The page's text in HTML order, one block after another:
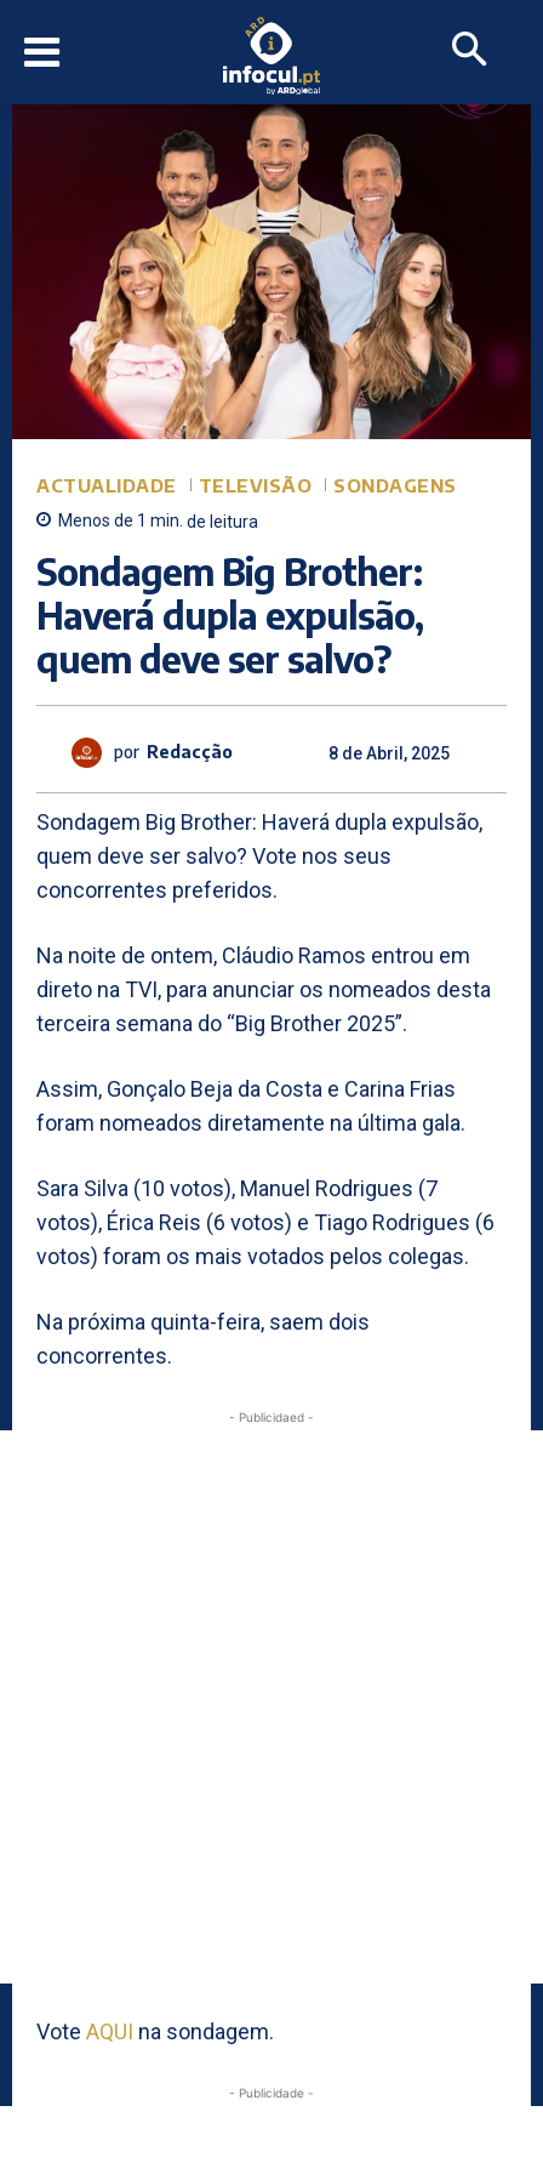
ACTUALIDADE TELEVISÃO SONDAGENS
Menos de 1 min. de leitura
Sondagem Big Brother:
Haverá dupla expulsão,
quem deve ser salvo?
por Redacção 8 de Abril, 2025
Sondagem Big Brother: Haverá dupla expulsão,
quem deve ser salvo? Vote nos seus
concorrentes preferidos.
Na noite de ontem, Cláudio Ramos entrou em
direto na TVI, para anunciar os nomeados desta
terceira semana do “Big Brother 2025”.
Assim, Gonçalo Beja da Costa e Carina Frias
foram nomeados diretamente na última gala.
Sara Silva (10 votos), Manuel Rodrigues (7
votos), Érica Reis (6 votos) e Tiago Rodrigues (6
votos) foram os mais votados pelos colegas.
Na próxima quinta-feira, saem dois
concorrentes.
- Publicidaed -
Vote AQUI na sondagem.
- Publicidade -